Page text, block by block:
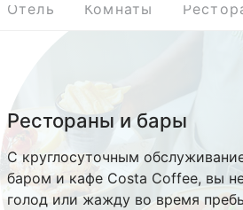
Отель Комнаты
Рестораны и бары
С круглосуточным
баром и кафе Costa Coffee, вы
голод или жажду во время